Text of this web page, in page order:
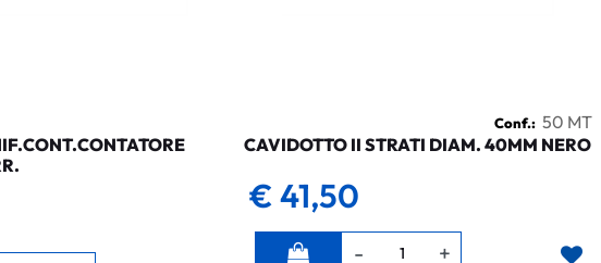
Conf.: 50 MT
CAVIDOTTO II STRATI DIAM. 40MM NERO
€ 41,50
Quantità